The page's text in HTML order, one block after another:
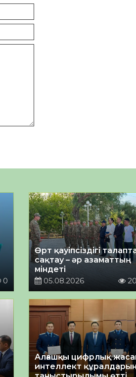
0
Өрт қауіпсіздігі
сақтау – әр азаматтың
міндеті
05.08.2026
20
Алғашқы цифрлық
интеллект